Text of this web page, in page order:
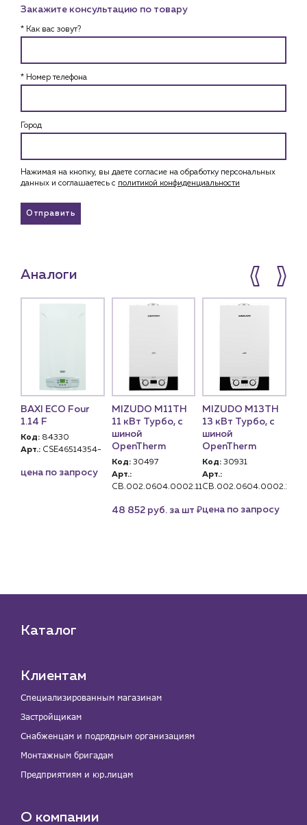
Закажите консультацию по товару
* Как вас зовут?
* Номер телефона
Город
Нажимая на кнопку, вы даете согласие на обработку персональных
данных и соглашаетесь c политикой конфиденциальности
Отправить
Аналоги
BAXI ECO Four
1.14 F
Код: 84330
Арт.: CSE46514354-
цена по запросу
MIZUDO М11TH
11 кВт Турбо, с
шиной
OpenTherm
Код: 30497
Арт.:
CB.002.0604.0002.11
48 852 руб. за шт ₽
MIZUDO М13TH
13 кВт Турбо, с
шиной
OpenTherm
Код: 30931
Арт.:
CB.002.0604.0002.13
цена по запросу
Каталог
Клиентам
Специализированным магазинам
Застройщикам
Снабженцам и подрядным организациям
Монтажным бригадам
Предприятиям и юр.лицам
О компании